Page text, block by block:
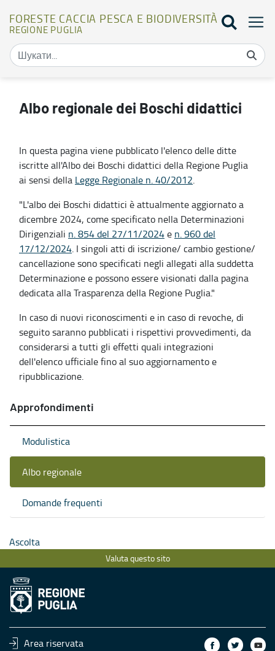
FORESTE CACCIA PESCA E BIODIVERSITÀ
REGIONE PUGLIA
Albo regionale dei Boschi didattici
In questa pagina viene pubblicato l'elenco delle ditte
iscritte all'Albo dei Boschi didattici della Regione Puglia
ai sensi della Legge Regionale n. 40/2012.
"L'albo dei Boschi didattici è attualmente aggiornato a
dicembre 2024, come specificato nella Determinazioni
Dirigenziali n. 854 del 27/11/2024e n. 960 del
17/12/2024. I singoli atti di iscrizione/ cambio gestione/
cancellazione sono specificati negli allegati alla suddetta
Determinazione e possono essere visionati dalla pagina
dedicata alla Trasparenza della Regione Puglia."
In caso di nuovi riconoscimenti e in caso di revoche, di
seguito saranno pubblicati i rispettivi provvedimenti, da
considerarsi a tutti gli effetti quali integrazioni
dell'elenco ufficiale fino al suo aggiornamento e
ripubblicazione.
Approfondimenti
Modulistica
Albo regionale
Domande frequenti
Ascolta
Valuta questo sito
Area riservata